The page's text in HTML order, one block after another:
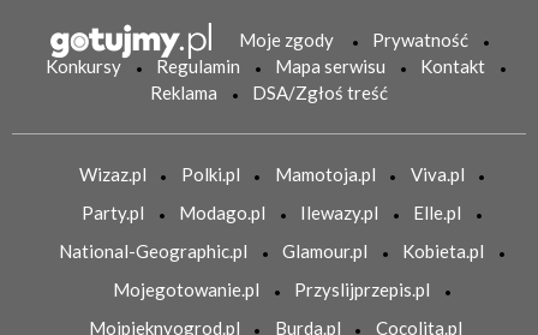
Moje zgody
Prywatność
Konkursy
Regulamin Mapa serwisu
Kontakt
Reklama
DSA/Zgłoś treść
Wizaz.pl Polki.pl Mamotoja.pl
Viva.pl
Party.pl
Modago.pl Ilewazy.pl
Elle.pl
National-Geographic.pl
Glamour.pl
Kobieta.pl
Mojegotowanie.pl
Przyslijprzepis.pl
Mojpieknyogrod.pl
Burda.pl Cocolita.pl